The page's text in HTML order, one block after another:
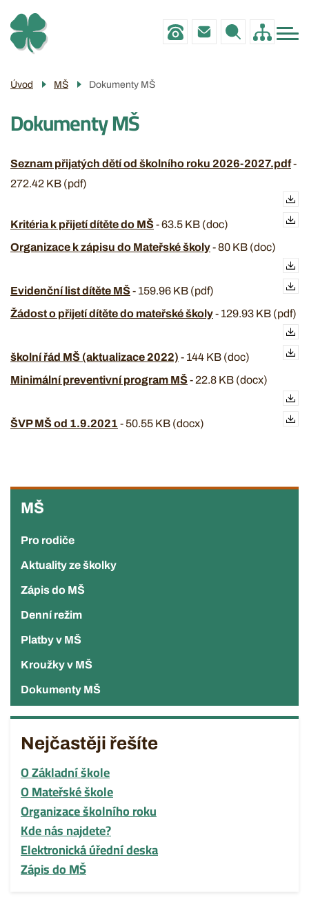
hlavnímu
Menu
navigace
ZŠ
MŠ
GALERIE
KONTAKTY
MŠMŠ
Pro rodiče
Aktuality ze školky
Zápis do MŠ
Denní režim
Platby v MŠ
Kroužky v MŠ
Dokumenty MŠ
Nejčastěji řešíte
O Základní škole
O Mateřské škole
Organizace školního roku
Kde nás najdete?
Elektronická úřední deska
Zápis do MŠ
Úvod MŠ Dokumenty MŠ
Dokumenty MŠ
Seznam přijatých dětí od školního roku 2026-2027.pdf-
272.42 KB (pdf)
Kritéria k přijetí dítěte do MŠ-63.5 KB (doc)
Organizace k zápisu do Mateřské školy-80 KB (doc)
Evidenční list dítěte MŠ- 159.96 KB (pdf)
Žádost o přijetí dítěte do mateřské školy- 129.93 KB (pdf)
školní řád MŠ (aktualizace 2022) - 144 KB (doc)
Minimální preventivní program MŠ- 22.8 KB (docx)
ŠVP MŠ od 1.9.2021 - 50.55 KB (docx)